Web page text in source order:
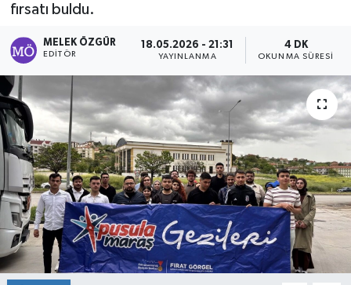
fırsatı buldu.
MELEK ÖZGÜR
EDITÖR
18.05.2026 - 21:31
YAYINLANMA
4 DK
OKUNMA SÜRESI